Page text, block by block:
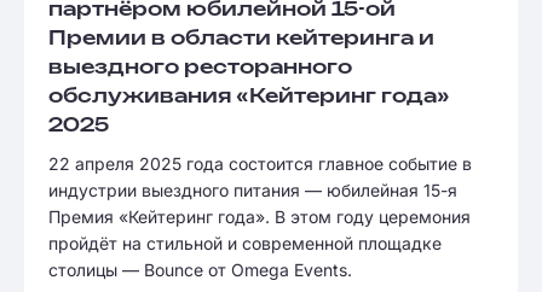
партнёром юбилейной 15-ой
Премии в области кейтеринга и
выездного ресторанного
обслуживания «Кейтеринг года»
2025
22 апреля 2025 года состоится главное событие в
индустрии выездного питания — юбилейная 15-я
Премия «Кейтеринг года». В этом году церемония
пройдёт на стильной и современной площадке
столицы — Bounce от Omega Events.